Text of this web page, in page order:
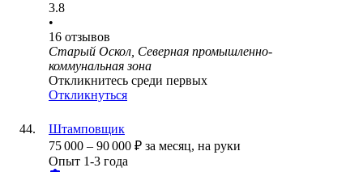
3.8
•
16 отзывов
Старый Оскол, Северная промышленно-
коммунальная зона
Откликнитесь среди первых
Откликнуться
Штамповщик
75 000 – 90 000 ₽ за месяц, на руки
Опыт 1-3 года